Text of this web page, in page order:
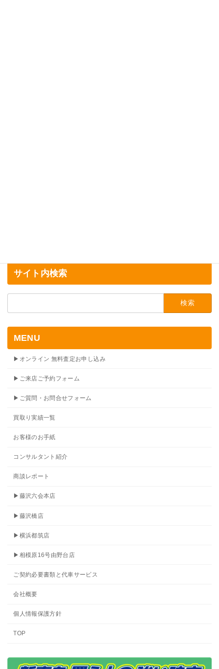
サイト内検索
索:
MENU
▶オンライン 無料査定お申し込み
▶ご来店ご予約フォーム
▶ご質問・お問合せフォーム
買取り実績一覧
お客様のお手紙
コンサルタント紹介
商談レポート
▶藤沢六会本店
▶藤沢橋店
▶横浜都筑店
▶相模原16号由野台店
ご契約必要書類と代車サービス
会社概要
個人情報保護方針
TOP